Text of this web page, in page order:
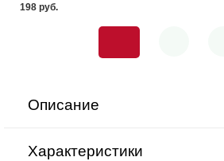
198 pуб.
Описание
Характеристики